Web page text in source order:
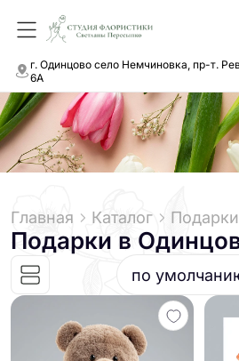
г. Одинцово село Немчиновка, пр-т.
6А
Главная Каталог Подарки
Подарки в
по